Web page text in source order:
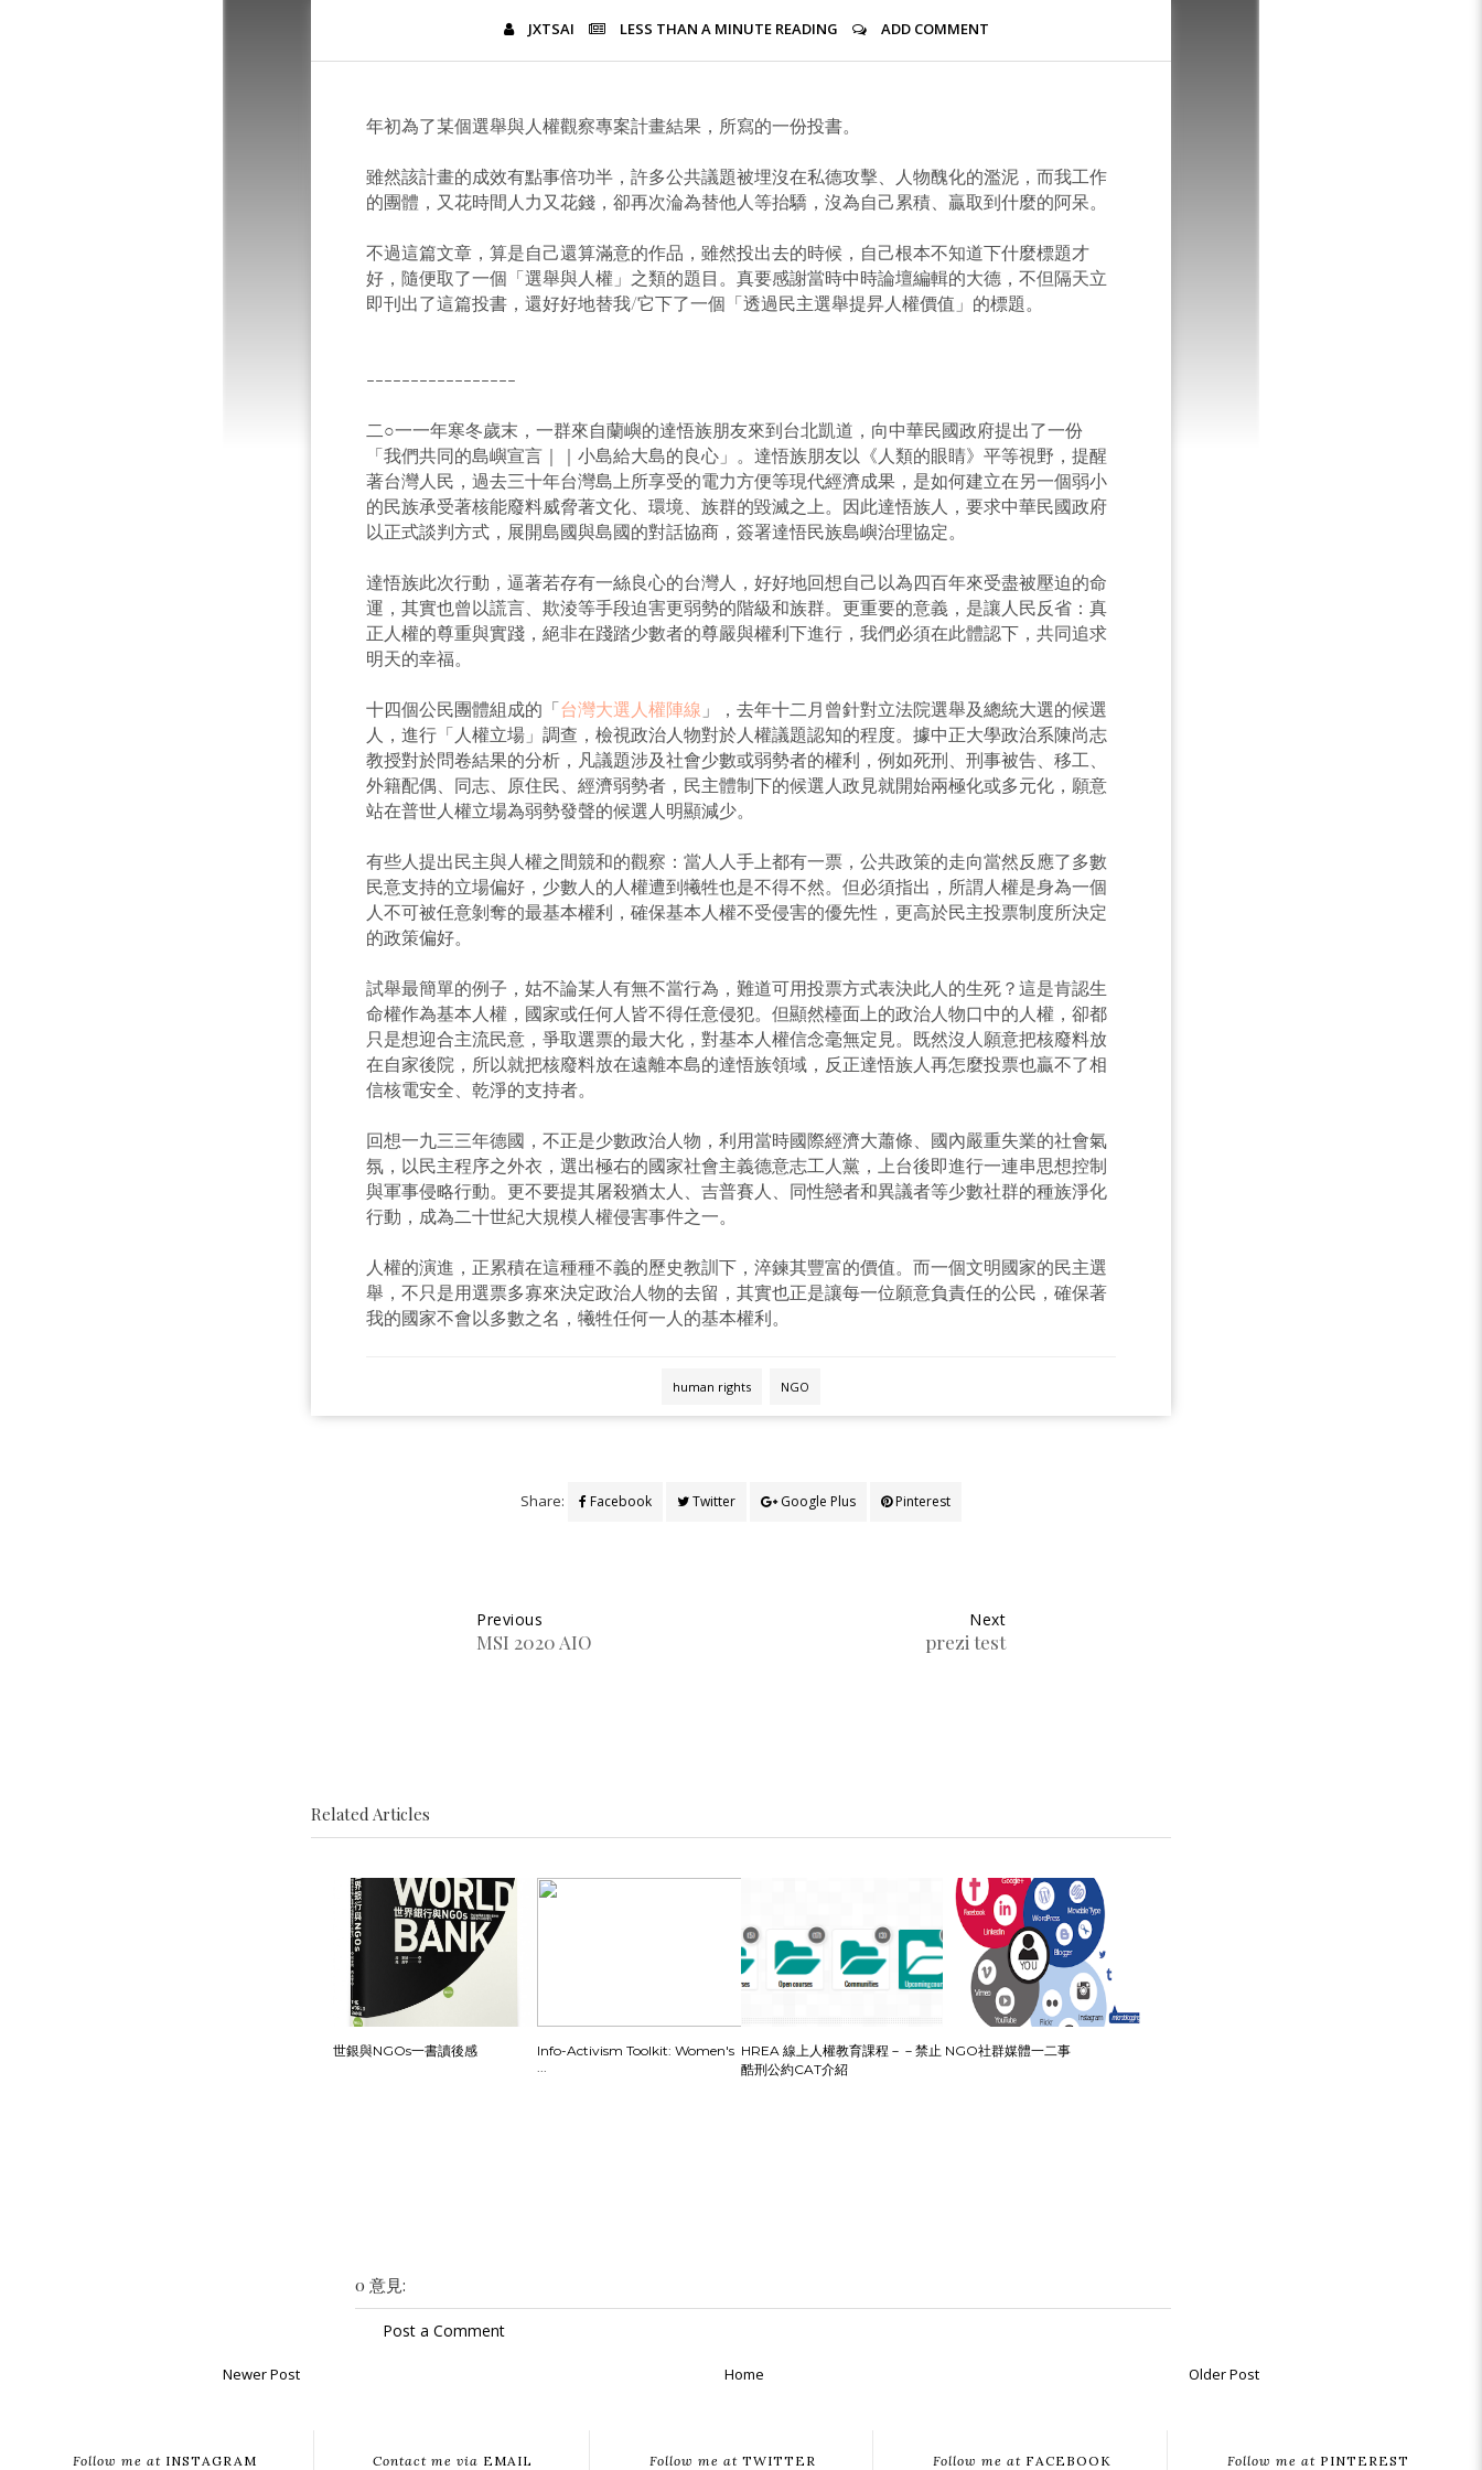
JXTSAI LESS THAN A MINUTE READING ADD COMMENT
年初為了某個選舉與人權觀察專案計畫結果，所寫的一份投書。
雖然該計畫的成效有點事倍功半，許多公共議題被埋沒在私德攻擊、人物醜化的濫泥，而我工作
的團體，又花時間人力又花錢，卻再次淪為替他人等抬驕，沒為自己累積、贏取到什麼的阿呆。
不過這篇文章，算是自己還算滿意的作品，雖然投出去的時候，自己根本不知道下什麼標題才
好，隨便取了一個「選舉與人權」之類的題目。真要感謝當時中時論壇編輯的大德，不但隔天立
即刊出了這篇投書，還好好地替我/它下了一個「透過民主選舉提昇人權價值」的標題。
-----------------
二○一一年寒冬歲末，一群來自蘭嶼的達悟族朋友來到台北凱道，向中華民國政府提出了一份
「我們共同的島嶼宣言｜｜小島給大島的良心」。達悟族朋友以《人類的眼睛》平等視野，提醒
著台灣人民，過去三十年台灣島上所享受的電力方便等現代經濟成果，是如何建立在另一個弱小
的民族承受著核能廢料威脅著文化、環境、族群的毀滅之上。因此達悟族人，要求中華民國政府
以正式談判方式，展開島國與島國的對話協商，簽署達悟民族島嶼治理協定。
達悟族此次行動，逼著若存有一絲良心的台灣人，好好地回想自己以為四百年來受盡被壓迫的命
運，其實也曾以謊言、欺淩等手段迫害更弱勢的階級和族群。更重要的意義，是讓人民反省：真
正人權的尊重與實踐，絕非在踐踏少數者的尊嚴與權利下進行，我們必須在此體認下，共同追求
明天的幸福。
十四個公民團體組成的「台灣大選人權陣線 」，去年十二月曾針對立法院選舉及總統大選的候選
人，進行「人權立場」調查，檢視政治人物對於人權議題認知的程度。據中正大學政治系陳尚志
教授對於問卷結果的分析，凡議題涉及社會少數或弱勢者的權利，例如死刑、刑事被告、移工、
外籍配偶、同志、原住民、經濟弱勢者，民主體制下的候選人政見就開始兩極化或多元化，願意
站在普世人權立場為弱勢發聲的候選人明顯減少。
有些人提出民主與人權之間競和的觀察：當人人手上都有一票，公共政策的走向當然反應了多數
民意支持的立場偏好，少數人的人權遭到犧牲也是不得不然。但必須指出，所謂人權是身為一個
人不可被任意剝奪的最基本權利，確保基本人權不受侵害的優先性，更高於民主投票制度所決定
的政策偏好。
試舉最簡單的例子，姑不論某人有無不當行為，難道可用投票方式表決此人的生死？這是肯認生
命權作為基本人權，國家或任何人皆不得任意侵犯。但顯然檯面上的政治人物口中的人權，卻都
只是想迎合主流民意，爭取選票的最大化，對基本人權信念毫無定見。既然沒人願意把核廢料放
在自家後院，所以就把核廢料放在遠離本島的達悟族領域，反正達悟族人再怎麼投票也贏不了相
信核電安全、乾淨的支持者。
回想一九三三年德國，不正是少數政治人物，利用當時國際經濟大蕭條、國內嚴重失業的社會氣
氛，以民主程序之外衣，選出極右的國家社會主義德意志工人黨，上台後即進行一連串思想控制
與軍事侵略行動。更不要提其屠殺猶太人、吉普賽人、同性戀者和異議者等少數社群的種族淨化
行動，成為二十世紀大規模人權侵害事件之一。
人權的演進，正累積在這種種不義的歷史教訓下，淬鍊其豐富的價值。而一個文明國家的民主選
舉，不只是用選票多寡來決定政治人物的去留，其實也正是讓每一位願意負責任的公民，確保著
我的國家不會以多數之名，犧牲任何一人的基本權利。
human rights NGO
Share: Facebook Twitter Google Plus Pinterest
Next
prezi test
Previous
MSI 2020 AIO
Related Articles
世銀與NGOs一書讀後感
Info-Activism Toolkit: Women's HREA 線上人權教育課程－－禁止
酷刑公約CAT介紹
NGO社群媒體一二事
0 意見:
Post a Comment
Newer Post Older Post
Home
Follow me atINSTAGRAM Contact me via EMAIL Follow me at TWITTER Follow me atFACEBOOK Follow me at PINTEREST